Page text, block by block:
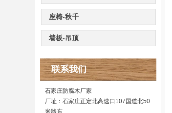
座椅-秋千
墙板-吊顶
联系我们
石家庄防腐木厂家
厂址：石家庄正定北高速口107国道北50
米路东